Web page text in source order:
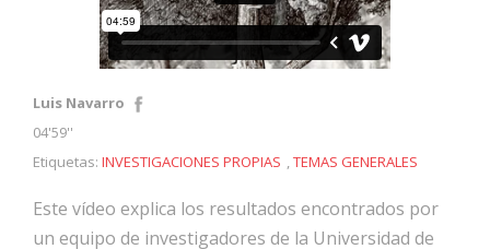
Luis Navarro
04'59''
Etiquetas: INVESTIGACIONES PROPIAS ,TEMAS GENERALES
Este vídeo explica los resultados encontrados por
un equipo de investigadores de la Universidad de